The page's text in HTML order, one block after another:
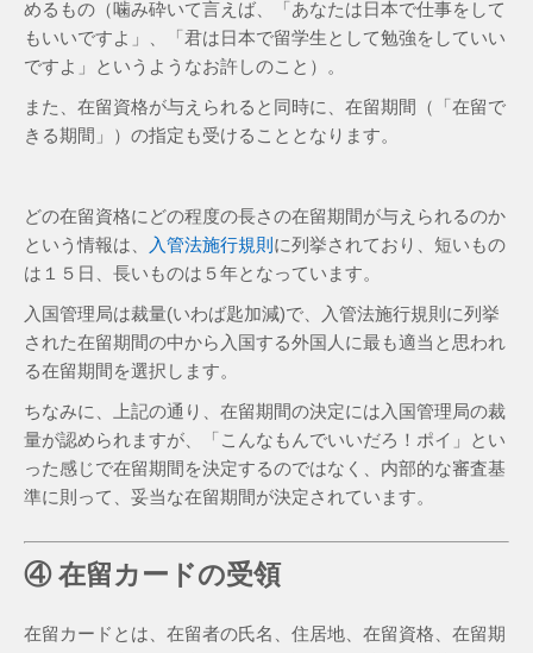
めるもの（噛み砕いて言えば、「あなたは日本で仕事をして
もいいですよ」、「君は日本で留学生として勉強をしていい
ですよ」というようなお許しのこと）。
また、在留資格が与えられると同時に、在留期間（「在留で
きる期間」）の指定も受けることとなります。
どの在留資格にどの程度の長さの在留期間が与えられるのか
という情報は、
入管法施行規則 に列挙されており、短いもの
は１５日、長いものは５年となっています。
入国管理局は裁量(いわば匙加減)で、入管法施行規則に列挙
された在留期間の中から入国する外国人に最も適当と思われ
る在留期間を選択します。
ちなみに、上記の通り、在留期間の決定には入国管理局の裁
量が認められますが、「こんなもんでいいだろ！ポイ」とい
った感じで在留期間を決定するのではなく、内部的な審査基
準に則って、妥当な在留期間が決定されています。
④ 在留カードの受領
在留カードとは、在留者の氏名、住居地、在留資格、在留期